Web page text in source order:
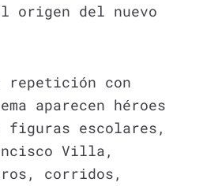
origen del nuevo
repetición con
aparecen héroes
figuras escolares,
Villa,
corridos,